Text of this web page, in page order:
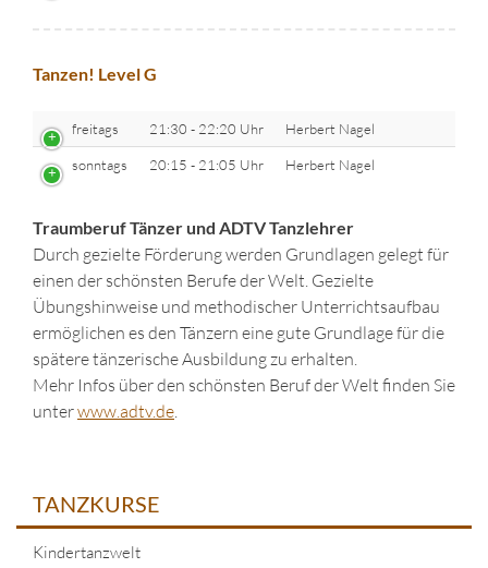
Tanzen! Level G
freitags 21:30 - 22:20 Uhr Herbert Nagel
sonntags 20:15 - 21:05 Uhr Herbert Nagel
Traumberuf Tänzer und ADTV Tanzlehrer
Durch gezielte Förderung werden Grundlagen gelegt für
einen der schönsten Berufe der Welt. Gezielte
Übungshinweise und methodischer Unterrichtsaufbau
ermöglichen es den Tänzern eine gute Grundlage für die
spätere tänzerische Ausbildung zu erhalten.
Mehr Infos über den schönsten Beruf der Welt finden Sie
unterwww.adtv.de.
TANZKURSE
Kindertanzwelt